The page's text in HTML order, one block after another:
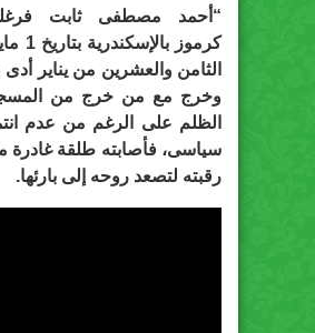
“أحمد مصطفى ثابت
الثامن والعشرين من يناير
وخرج مع من خرج من
الظلم على الرغم من عدم
سياسى، فأصابته طلقة
رقبته لتصعد روحه إلى بارئها.